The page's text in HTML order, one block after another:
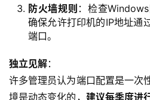
品
互
联
防火墙规则 ：检查
确保允许打印机的IP地址通
端口。
独立见解：
许多管理员认为端口配置是一次
境是动态变化的， 建议每季度进